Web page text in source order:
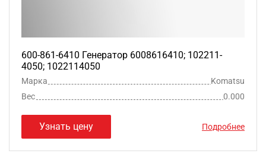
600-861-6410 Генератор 6008616410; 102211-
4050; 1022114050
Марка
Komatsu
Вес
0.000
Узнать цену Подробнее